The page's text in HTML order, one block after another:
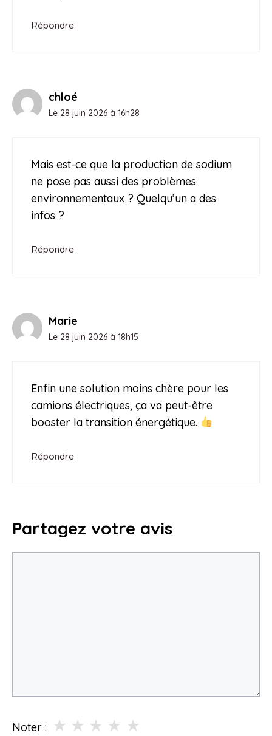
Répondre
chloé
Le 28 juin 2026 à 16h28
Mais est-ce que la production de sodium
ne pose pas aussi des problèmes
environnementaux ? Quelqu’un a des
infos ?
Répondre
Marie
Le 28 juin 2026 à 18h15
Enfin une solution moins chère pour les
camions électriques, ça va peut-être
booster la transition énergétique.
Répondre
Partagez votre avis
Noter : ★
★
★
★
★